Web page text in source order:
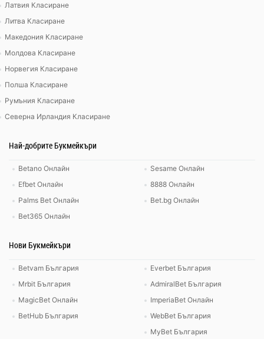
Латвия Класиране
Литва Класиране
Македония Класиране
Молдова Класиране
Норвегия Класиране
Полша Класиране
Румъния Класиране
Северна Ирландия Класиране
Най-добрите Букмейкъри
Betano Онлайн
Efbet Онлайн
Palms Bet Онлайн
Bet365 Онлайн
Sesame Онлайн
8888 Онлайн
Bet.bg Онлайн
Нови Букмейкъри
Betvam България
Mrbit България
MagicBet Онлайн
BetHub България
Everbet България
AdmiralBet България
ImperiaBet Онлайн
WebBet България
MyBet България